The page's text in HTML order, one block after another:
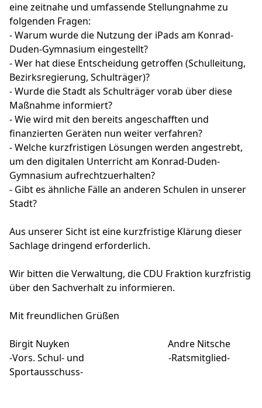
eine zeitnahe und umfassende Stellungnahme zu
folgenden Fragen:
- Warum wurde die Nutzung der iPads am Konrad-
Duden-Gymnasium eingestellt?
- Wer hat diese Entscheidung getroffen (Schulleitung,
Bezirksregierung, Schulträger)?
- Wurde die Stadt als Schulträger vorab über diese
Maßnahme informiert?
- Wie wird mit den bereits angeschafften und
finanzierten Geräten nun weiter verfahren?
- Welche kurzfristigen Lösungen werden angestrebt,
um den digitalen Unterricht am Konrad-Duden-
Gymnasium aufrechtzuerhalten?
- Gibt es ähnliche Fälle an anderen Schulen in unserer
Stadt?
Aus unserer Sicht ist eine kurzfristige Klärung dieser
Sachlage dringend erforderlich.
Wir bitten die Verwaltung, die CDU Fraktion kurzfristig
über den Sachverhalt zu informieren.
Mit freundlichen Grüßen
Birgit Nuyken Andre Nitsche
-Vors. Schul- und -Ratsmitglied-
Sportausschuss-